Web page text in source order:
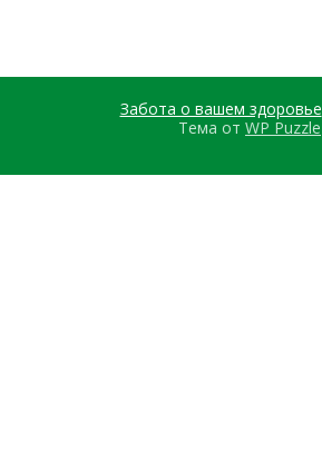
Забота о вашем здоровье
Тема от WP Puzzle